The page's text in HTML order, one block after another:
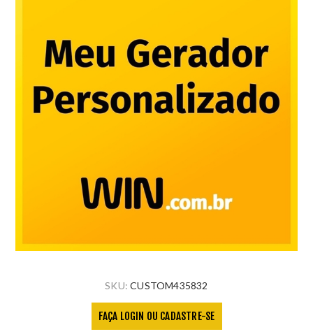
SKU: CUSTOM435832
FAÇA LOGIN OU CADASTRE-SE